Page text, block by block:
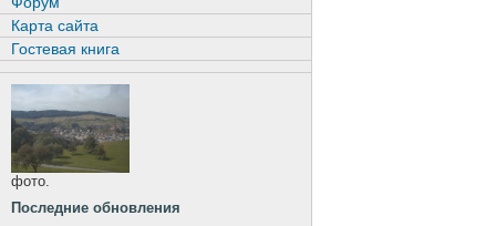
Карта сайта
Гостевая книга
фото.
Последние обновления